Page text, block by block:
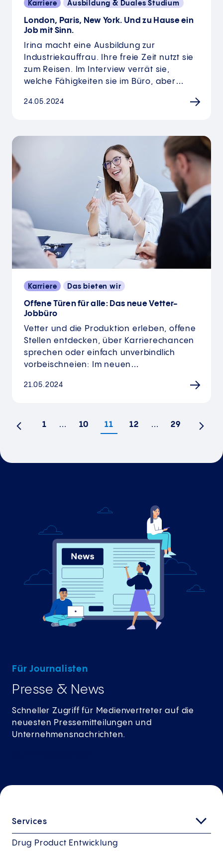
Karriere Ausbildung & Duales Studium
London, Paris, New York. Und zu Hause ein
Job mit Sinn.
Irina macht eine Ausbildung zur
Industriekauffrau. Ihre freie Zeit nutzt sie
zum Reisen. Im Interview verrät sie,
welche Fähigkeiten sie im Büro, aber…
24.05.2024
Karriere Das bieten wir
Offene Türen für alle: Das neue Vetter-
Jobbüro
Vetter und die Produktion erleben, offene
Stellen entdecken, über Karrierechancen
sprechen oder einfach unverbindlich
vorbeischneien: Im neuen…
21.05.2024
Vorherige
1 … 10 11 12 … 29
Für Journalisten
Presse & News
Schneller Zugriff für Medienvertreter auf die
neuesten Pressemitteilungen und
Unternehmensnachrichten.
Services
Drug Product Entwicklung